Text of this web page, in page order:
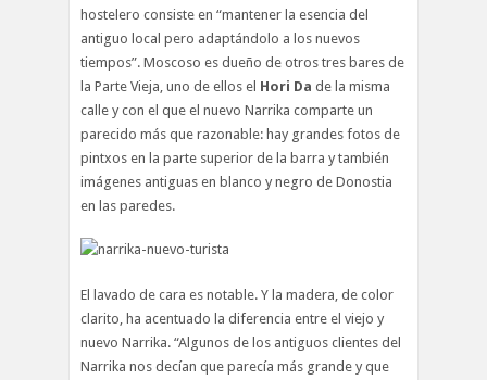
hostelero consiste en “mantener la esencia del
antiguo local pero adaptándolo a los nuevos
tiempos”. Moscoso es dueño de otros tres bares de
la Parte Vieja, uno de ellos el Hori Da de la misma
calle y con el que el nuevo Narrika comparte un
parecido más que razonable: hay grandes fotos de
pintxos en la parte superior de la barra y también
imágenes antiguas en blanco y negro de Donostia
en las paredes.
El lavado de cara es notable. Y la madera, de color
clarito, ha acentuado la diferencia entre el viejo y
nuevo Narrika. “Algunos de los antiguos clientes del
Narrika nos decían que parecía más grande y que